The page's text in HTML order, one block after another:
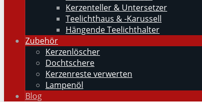
Kerzenteller & Untersetzer
Teelichthaus & -Karussell
Hängende Teelichthalter
Zubehör
Kerzenlöscher
Dochtschere
Kerzenreste verwerten
Lampenöl
Blog